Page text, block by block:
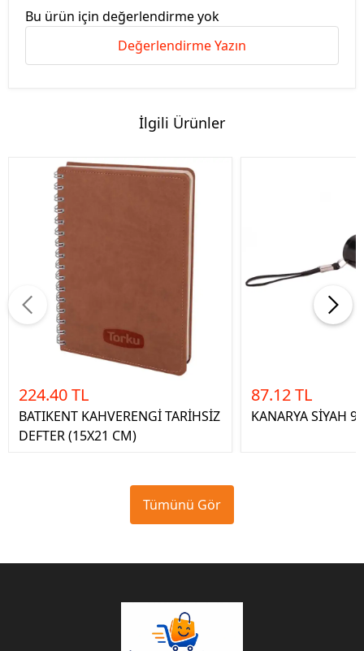
Bu ürün için değerlendirme yok
Değerlendirme Yazın
İlgili Ürünler
224.40 TL
BATIKENT KAHVERENGİ TARİHSİZ
DEFTER (15X21 CM)
87.12 TL
KANARYA SİYAH 9
Tümünü Gör